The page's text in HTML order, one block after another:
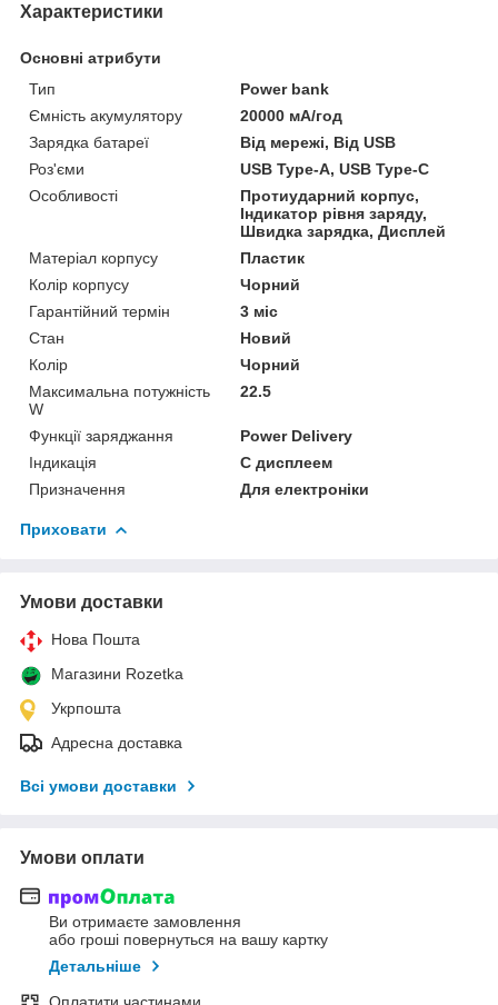
Характеристики
Основні атрибути
Тип
Power bank
Ємність акумулятору
20000 мА/год
Зарядка батареї
Від мережі, Від USB
Роз'єми
USB Type-A, USB Type-C
Особливості
Протиударний корпус,
Індикатор рівня заряду,
Швидка зарядка, Дисплей
Матеріал корпусу
Пластик
Колір корпусу
Чорний
Гарантійний термін
3 міс
Стан
Новий
Колір
Чорний
Максимальна потужність
W
22.5
Функції заряджання
Power Delivery
Індикація
С дисплеем
Призначення
Для електроніки
Приховати
Умови доставки
Нова Пошта
Магазини Rozetka
Укрпошта
Адресна доставка
Всі умови доставки
Умови оплати
Ви отримаєте замовлення
або гроші повернуться на вашу картку
Детальніше